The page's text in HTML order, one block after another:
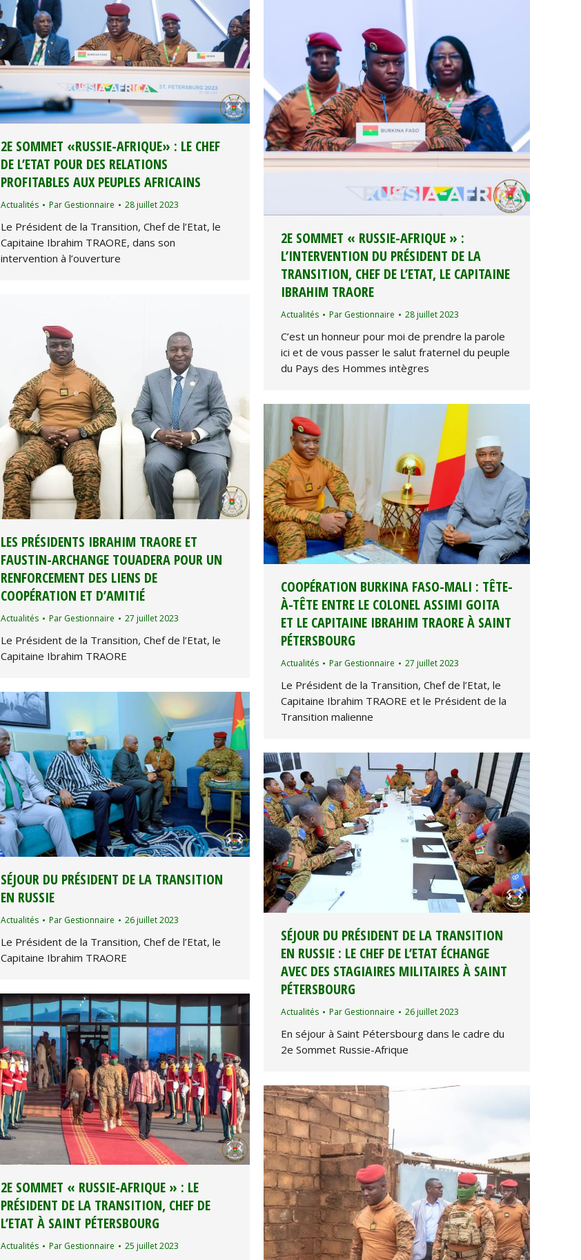
2E SOMMET «RUSSIE-AFRIQUE» : LE CHEF
DE L’ETAT POUR DES RELATIONS
PROFITABLES AUX PEUPLES AFRICAINS
Actualités Par Gestionnaire 28 juillet 2023
Le Président de la Transition, Chef de l’Etat, le
Capitaine Ibrahim TRAORE, dans son
intervention à l’ouverture
2E SOMMET « RUSSIE-AFRIQUE » :
L’INTERVENTION DU PRÉSIDENT DE LA
TRANSITION, CHEF DE L’ETAT, LE CAPITAINE
IBRAHIM TRAORE
Actualités Par Gestionnaire 28 juillet 2023
C’est un honneur pour moi de prendre la parole
ici et de vous passer le salut fraternel du peuple
du Pays des Hommes intègres
LES PRÉSIDENTS IBRAHIM TRAORE ET
FAUSTIN-ARCHANGE TOUADERA POUR UN
RENFORCEMENT DES LIENS DE
COOPÉRATION ET D’AMITIÉ
Actualités Par Gestionnaire 27 juillet 2023
Le Président de la Transition, Chef de l’Etat, le
Capitaine Ibrahim TRAORE
COOPÉRATION BURKINA FASO-MALI : TÊTE-
À-TÊTE ENTRE LE COLONEL ASSIMI GOITA
ET LE CAPITAINE IBRAHIM TRAORE À SAINT
PÉTERSBOURG
Actualités Par Gestionnaire 27 juillet 2023
Le Président de la Transition, Chef de l’Etat, le
Capitaine Ibrahim TRAORE et le Président de la
Transition malienne
SÉJOUR DU PRÉSIDENT DE LA TRANSITION
EN RUSSIE
Actualités Par Gestionnaire 26 juillet 2023
Le Président de la Transition, Chef de l’Etat, le
Capitaine Ibrahim TRAORE
SÉJOUR DU PRÉSIDENT DE LA TRANSITION
EN RUSSIE : LE CHEF DE L’ETAT ÉCHANGE
AVEC DES STAGIAIRES MILITAIRES À SAINT
PÉTERSBOURG
Actualités Par Gestionnaire 26 juillet 2023
En séjour à Saint Pétersbourg dans le cadre du
2e Sommet Russie-Afrique
2E SOMMET « RUSSIE-AFRIQUE » : LE
PRÉSIDENT DE LA TRANSITION, CHEF DE
L’ETAT À SAINT PÉTERSBOURG
Actualités Par Gestionnaire 25 juillet 2023